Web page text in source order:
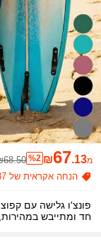
מ ₪67.13
%2
הנחה אקראית של ₪1.37
פונצ'ו גלישה עם
חד ומתייבש במהירות,